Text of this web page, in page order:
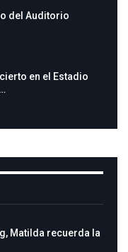
del Auditorio
en el Estadio
Matilda recuerda la